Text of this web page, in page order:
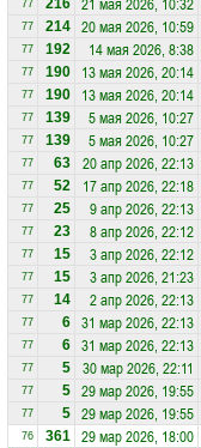
77 216
77 214 20 мая 2026, 10:59
77 192 14 мая 2026, 8:38
77 190 13 мая 2026, 20:14
77 190 13 мая 2026, 20:14
77 139 5 мая 2026, 10:27
77 139 5 мая 2026, 10:27
77 63 20 апр 2026, 22:13
77 52 17 апр 2026, 22:18
77 25 9 апр 2026, 22:13
77 23 8 апр 2026, 22:12
77 15 3 апр 2026, 22:12
77 15 3 апр 2026, 21:23
77 14 2 апр 2026, 22:13
77 6 31 мар 2026, 22:13
77 6 31 мар 2026, 22:13
77 5 30 мар 2026, 22:11
77 5 29 мар 2026, 19:55
77 5 29 мар 2026, 19:55
76 361 29 мар 2026, 18:00